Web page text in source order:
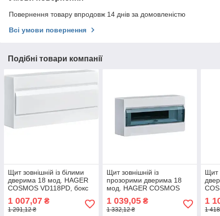
Повернення товару впродовж 14 днів за домовленістю
Всі умови повернення
Подібні товари компанії
Щит зовнішній із білими
дверима 18 мод. HAGER
COSMOS VD118PD, бокс
розподільна навісна
1 007,07 ₴
1 291,12 ₴
Щит зовнішній із
прозорими дверима 18
мод. HAGER COSMOS
КОСМС розподільний
навісний
1 039,05₴
1 332,12 ₴
Щит
1
1